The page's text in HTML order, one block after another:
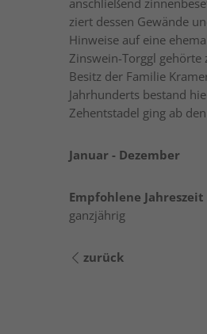
anschließend
ziert dessen Gewände
Hinweise auf eine
Zinswein-Torggl gehörte
Besitz der Familie
Jahrhunderts bestand
Zehentstadel ging ab
Januar - Dezember
Empfohlene Jahreszeit
ganzjährig
zurück